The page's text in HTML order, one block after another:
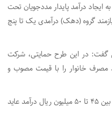
ایجاد درآمد پایدار مددجویان تحت
گروه (دهک) درآمدی یک تا پنج
گفت: در این طرح حمایتی، شرکت
مصرف خانوار را با قیمت مصوب و
به گفته وی، با اجرای این طرح ماهانه بین ۴۵ تا ۵۰ میلیون ریال درآمد عاید